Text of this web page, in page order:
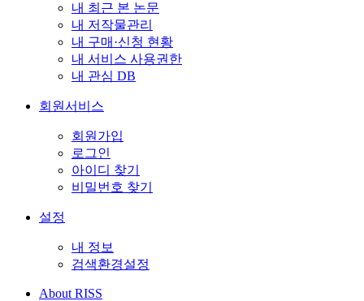
내 최근 본 논문
내 저작물관리
내 구매·신청 현황
내 서비스 사용권한
내 관심 DB
회원서비스
회원가입
로그인
아이디 찾기
비밀번호 찾기
설정
내 정보
검색환경설정
About RISS